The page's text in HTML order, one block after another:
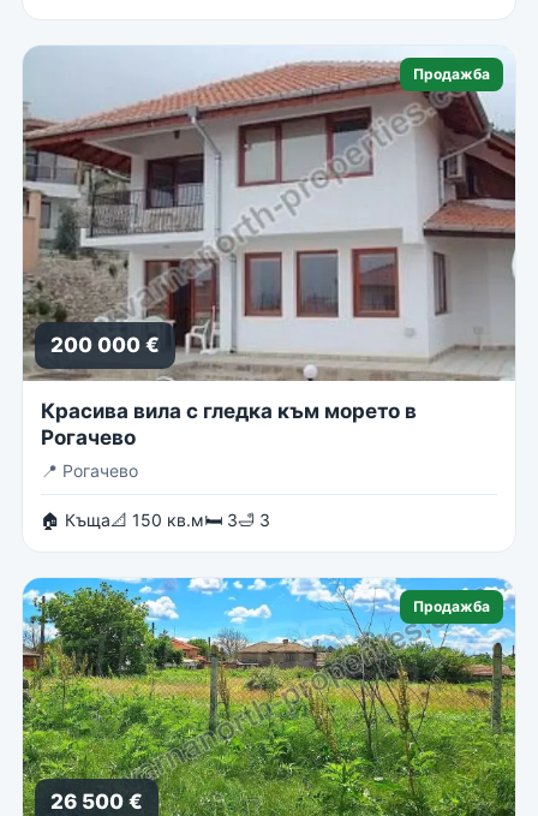
Продажба
200 000 €
Красива вила с гледка към морето в
Рогачево
📍 Рогачево
🏠 Къща📐 150 кв.м🛏 3🛁 3
Продажба
26 500 €